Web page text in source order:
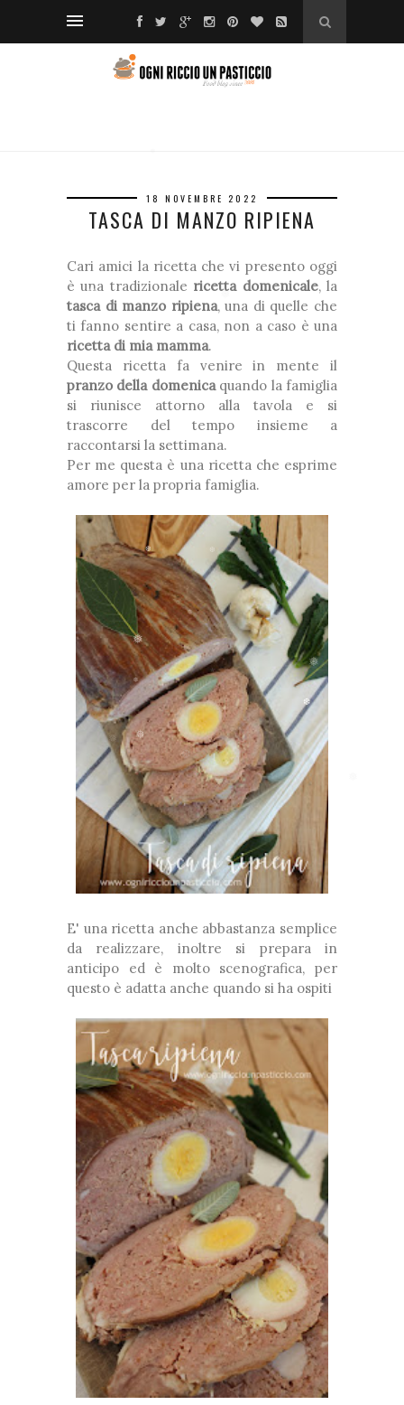
18 NOVEMBRE 2022
TASCA DI MANZO RIPIENA
Cari amici la ricetta che vi presento oggi
è una tradizionale ricetta domenicale, la
tasca di manzo ripiena, una di quelle che
ti fanno sentire a casa, non a caso è una
ricetta di mia mamma.
Questa ricetta fa venire in mente il
pranzo della domenica quando la famiglia
si riunisce attorno alla tavola e si
trascorre del tempo insieme a
raccontarsi la settimana.
Per me questa è una ricetta che esprime
amore per la propria famiglia.
E' una ricetta anche abbastanza semplice
da realizzare, inoltre si prepara in
anticipo ed è molto scenografica, per
questo è adatta anche quando si ha ospiti
❅
*
❅
❆
❅
❅
❆
❆
❆
*
❅
❅
❅
❅
❆
❅
❆
❅